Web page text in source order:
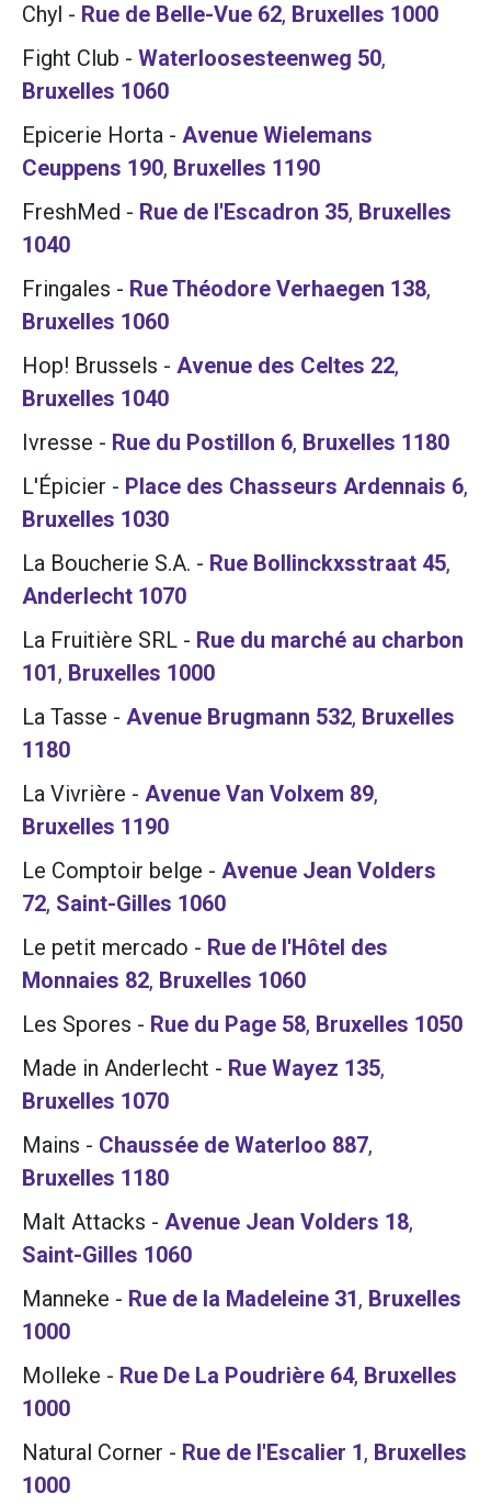
Chyl - Rue de Belle-Vue 62, Bruxelles 1000
Fight Club - Waterloosesteenweg 50,
Bruxelles 1060
Epicerie Horta - Avenue Wielemans
Ceuppens 190, Bruxelles 1190
FreshMed - Rue de l'Escadron 35, Bruxelles
1040
Fringales - Rue Théodore Verhaegen 138,
Bruxelles 1060
Hop! Brussels - Avenue des Celtes 22,
Bruxelles 1040
Ivresse - Rue du Postillon 6, Bruxelles 1180
L'Épicier - Place des Chasseurs Ardennais 6,
Bruxelles 1030
La Boucherie S.A. - Rue Bollinckxsstraat 45,
Anderlecht 1070
La Fruitière SRL - Rue du marché au charbon
101, Bruxelles 1000
La Tasse - Avenue Brugmann 532, Bruxelles
1180
La Vivrière - Avenue Van Volxem 89,
Bruxelles 1190
Le Comptoir belge - Avenue Jean Volders
72, Saint-Gilles 1060
Le petit mercado - Rue de l'Hôtel des
Monnaies 82, Bruxelles 1060
Les Spores - Rue du Page 58, Bruxelles 1050
Made in Anderlecht - Rue Wayez 135,
Bruxelles 1070
Mains - Chaussée de Waterloo 887,
Bruxelles 1180
Malt Attacks - Avenue Jean Volders 18,
Saint-Gilles 1060
Manneke - Rue de la Madeleine 31, Bruxelles
1000
Molleke - Rue De La Poudrière 64, Bruxelles
1000
Natural Corner - Rue de l'Escalier 1, Bruxelles
1000